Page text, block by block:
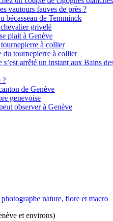
vautours fauves de près ?
bécasseau de Temminck
grivelé
plait à Genève
à collier
du tournepierre à collier
s’est arrêté un instant aux Bains
?
de Genève
genevoise
observer à Genève
et environs)